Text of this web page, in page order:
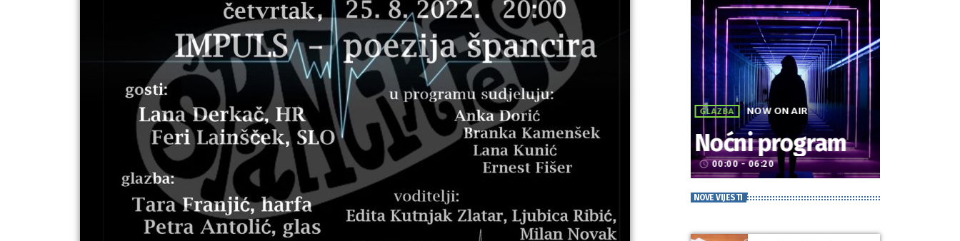
GLAZBA NOW ON AIR
Noćni program
access_time 00:00 - 06:20
NOVE VIJESTI